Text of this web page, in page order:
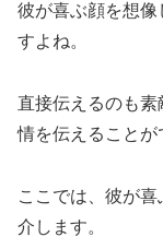
彼が喜ぶ顔を想
すよね。
直接伝えるのも
情を伝えることが
ここでは、彼が
介します。